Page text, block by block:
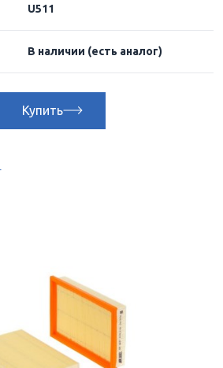
U511
В наличии (есть аналог)
Купить